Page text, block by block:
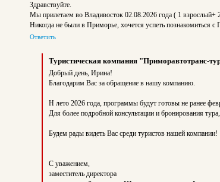
Здравствуйте.
Мы прилетаем во Владивосток 02.08.2026 года ( 1 взрослый+
Никогда не были в Приморье, хочется успеть познакомиться
Ответить
Туристическая компания "Приморавтотранс-
Добрый день, Ирина!
Благодарим Вас за обращение в нашу компанию.
Н лето 2026 года, программы будут готовы не ранее
Для более подробной консультации и бронирования
Будем рады видеть Вас среди туристов нашей компании!
С уважением,
заместитель директора